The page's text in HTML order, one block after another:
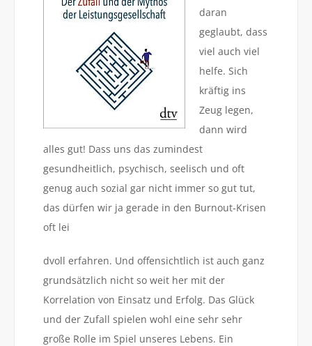
daran
geglaubt, dass
viel auch viel
helfe. Sich
kräftig ins
Zeug legen,
dann wird
alles gut! Dass uns das zumindest
gesundheitlich, psychisch, seelisch und oft
genug auch sozial gar nicht immer so gut tut,
das dürfen wir ja gerade in den Burnout-Krisen
oft lei
dvoll erfahren. Und offensichtlich ist auch ganz
grundsätzlich nicht so weit her mit der
Korrelation von Einsatz und Erfolg. Das Glück
und der Zufall spielen wohl eine sehr sehr
große Rolle im Spiel unseres Lebens. Ein